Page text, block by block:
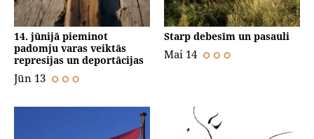
14. jūnijā pieminot
padomju varas veiktās
represijas un deportācijas
Jūn 13
Starp debesīm un pasauli
Mai 14